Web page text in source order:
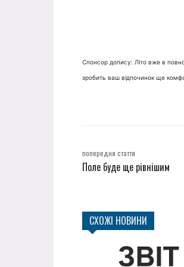
Спонсор допису: Літо вже в
зробить ваш відпочинок ще
попередня стаття
Поле буде ще рівнішим
СХОЖІ НОВИНИ